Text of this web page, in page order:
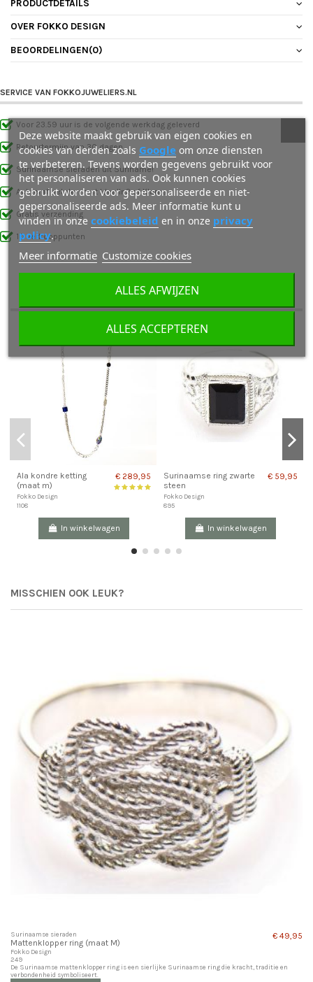
PRODUCTDETAILS
OVER FOKKO DESIGN
BEOORDELINGEN(0)
SERVICE VAN FOKKOJUWELIERS.NL
Voor 23.59 uur is de volgende werkdag geleverd
Retourtermijn van 30 dagen
Surinaamse sieraden uit Suriname!
Achteraf betalen met IdealIn3 of Klarna
Gratis verzending
10 verkooppunten
OOK INTERESSANT VOOR JOU
Ala kondre ketting
(maat m)
Fokko Design
1108
€ 289,95
In winkelwagen
Surinaamse ring zwarte
steen
Fokko Design
895
€ 59,95
In winkelwagen
MISSCHIEN OOK LEUK?
Surinaamse sieraden
Mattenklopper ring (maat M)
Fokko Design
249
€ 49,95
De Surinaamse mattenklopper ring is een sierlijke Surinaamse ring die kracht, traditie en
verbondenheid symboliseert.
Deze website maakt gebruik van eigen cookies en
cookies van derden zoals Googleom onze diensten
te verbeteren. Tevens worden gegevens gebruikt voor
het personaliseren van ads. Ook kunnen cookies
gebruikt worden voor gepersonaliseerde en niet-
gepersonaliseerde ads. Meer informatie kunt u
vinden in onze cookiebeleid en in onze privacy
policy.
Meer informatie Customize cookies
ALLES AFWIJZEN
ALLES ACCEPTEREN